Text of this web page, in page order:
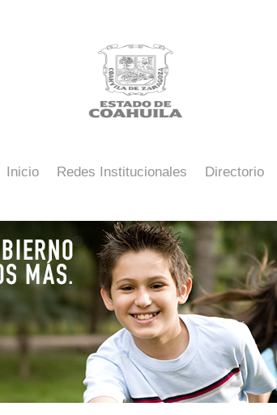
Inicio Redes Institucionales Directorio